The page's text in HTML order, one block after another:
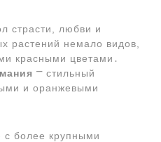
страсти, любви и
растений немало видов,
красными цветами․
⎻ стильный
и оранжевыми
более крупными